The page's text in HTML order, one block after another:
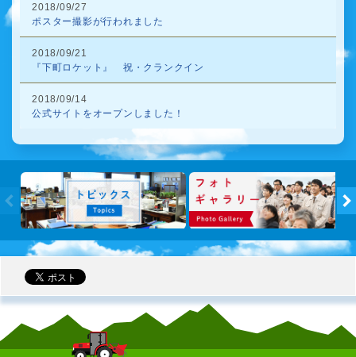
2018/09/27
ポスター撮影が行われました
2018/09/21
『下町ロケット』 祝・クランクイン
2018/09/14
公式サイトをオープンしました！
トピッ
←